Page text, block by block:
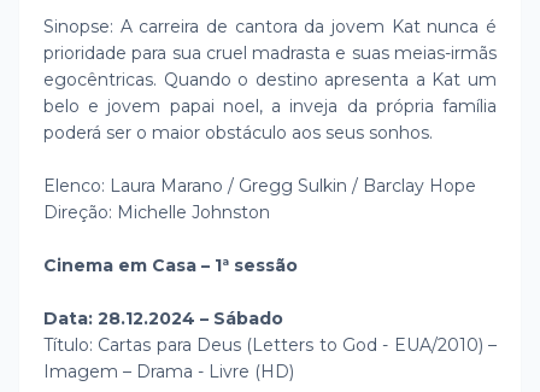
Sinopse: A carreira de cantora da jovem Kat nunca é
prioridade para sua cruel madrasta e suas meias-irmãs
egocêntricas. Quando o destino apresenta a Kat um
belo e jovem papai noel, a inveja da própria família
poderá ser o maior obstáculo aos seus sonhos.
Elenco: Laura Marano / Gregg Sulkin / Barclay Hope
Direção: Michelle Johnston
Cinema em Casa – 1ª sessão
Data: 28.12.2024 – Sábado
Título: Cartas para Deus (Letters to God - EUA/2010) –
Imagem – Drama - Livre (HD)